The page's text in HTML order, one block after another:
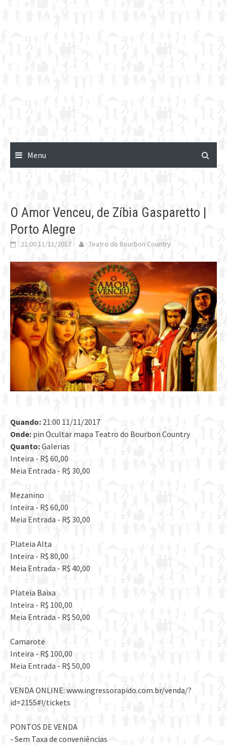
Menu
O Amor Venceu, de Zíbia Gasparetto |
Porto Alegre
21:00 11/11/2017 Teatro do Bourbon Country
Quando: 21:00 11/11/2017
Onde: pin Ocultar mapa Teatro do Bourbon Country
Quanto:Galerias
Inteira - R$ 60,00
Meia Entrada - R$ 30,00
Mezanino
Inteira - R$ 60,00
Meia Entrada - R$ 30,00
Plateia Alta
Inteira - R$ 80,00
Meia Entrada - R$ 40,00
Plateia Baixa
Inteira - R$ 100,00
Meia Entrada - R$ 50,00
Camarote
Inteira - R$ 100,00
Meia Entrada - R$ 50,00
VENDA ONLINE: www.ingressorapido.com.br/venda/?
id=2155#!/tickets
PONTOS DE VENDA
- Sem Taxa de conveniências